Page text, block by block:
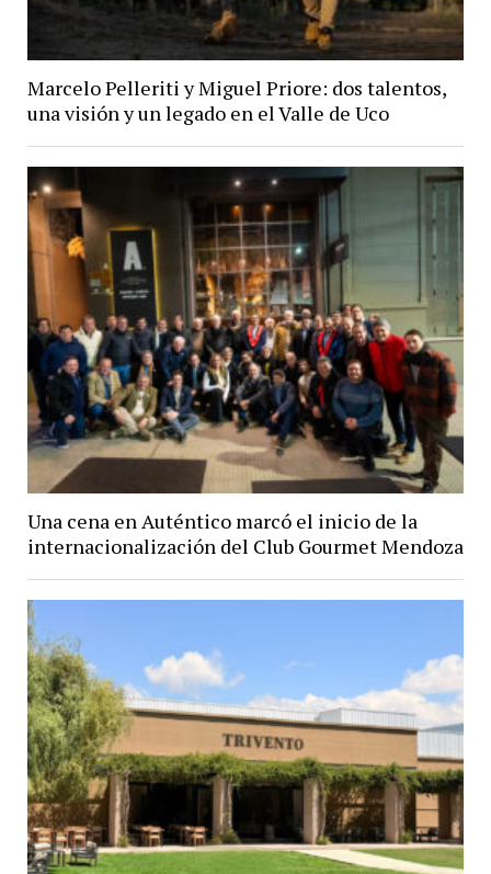
Marcelo Pelleriti y Miguel Priore: dos talentos,
una visión y un legado en el Valle de Uco
Una cena en Auténtico marcó el inicio de la
internacionalización del Club Gourmet Mendoza